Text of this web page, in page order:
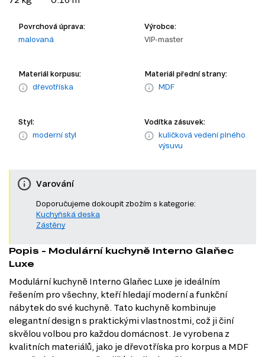
Povrchová úprava:
malovaná
Výrobce:
VIP-master
Materiál korpusu:
dřevotříska
Materiál přední strany:
MDF
Styl:
moderní styl
Vodítka zásuvek:
kuličková vedení plného
výsuvu
Varování
Doporučujeme dokoupit zbožím s kategorie:
Kuchyňská deska
Zástěny
Popis - Modulární kuchyně Interno Glaňec
Luxe
Modulární kuchyně Interno Glaňec Luxe je ideálním
řešením pro všechny, kteří hledají moderní a funkční
nábytek do své kuchyně. Tato kuchyně kombinuje
elegantní design s praktickými vlastnostmi, což ji činí
skvělou volbou pro každou domácnost. Je vyrobena z
kvalitních materiálů, jako je dřevotříska pro korpus a MDF